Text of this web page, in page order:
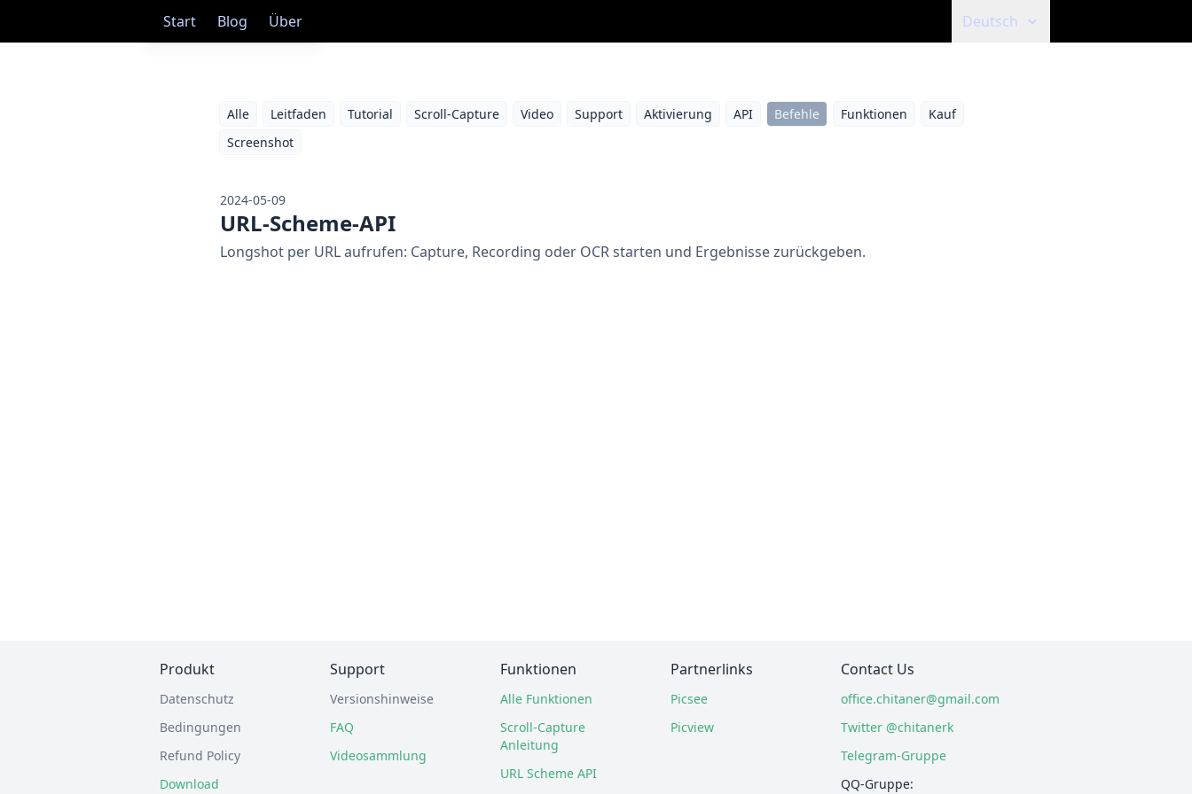
Start Blog Über Deutsch
Alle Leitfaden Tutorial Scroll-Capture Video Support Aktivierung API Befehle Funktionen
Kauf
Screenshot
2024-05-09
URL-Scheme-API
Longshot per URL aufrufen: Capture, Recording oder OCR starten und Ergebnisse zurückgeben.
Produkt
Datenschutz
Bedingungen
Refund Policy
Download
Support
Versionshinweise
FAQ
Videosammlung
Funktionen
Alle Funktionen
Scroll-Capture
Anleitung
URL Scheme API
Partnerlinks
Picsee
Picview
Contact Us
office.chitaner@gmail.com
Twitter @chitanerk
Telegram-Gruppe
QQ-Gruppe: